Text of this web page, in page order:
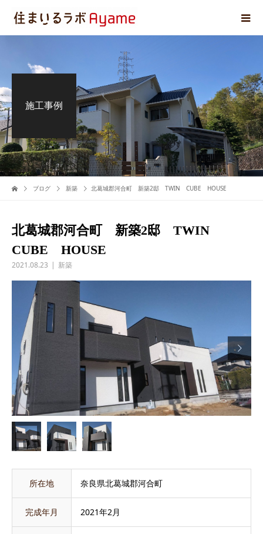
施工事例
ブログ 新築 北葛城郡河合町 新築2邸 TWIN CUBE HOUSE
北葛城郡河合町 新築2邸 TWIN
CUBE HOUSE
2021.08.23 新築

所在地 奈良県北葛城郡河合町
完成年月 2021年2月